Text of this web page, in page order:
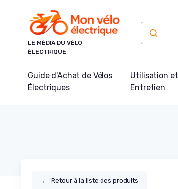
LE MÉDIA DU VÉLO
ÉLECTRIQUE
Guide d'Achat de Vélos
Électriques
Utilisation et
Entretien
← Retour à la liste des produits